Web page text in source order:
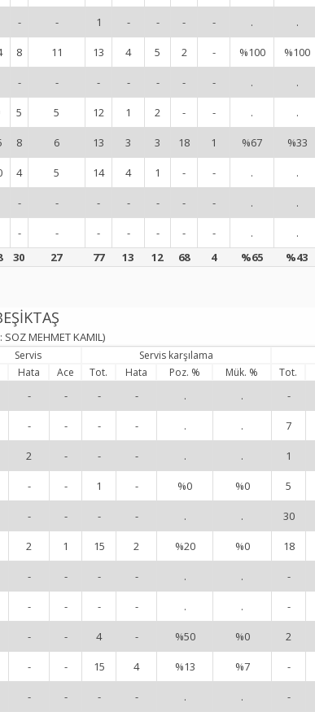
- - 1 - - - - . .
8 11 13 4 5 2 - %100 %100
- - - - - - - . .
5 5 12 1 2 - - . .
8 6 13 3 3 18 1 %67 %33
4 5 14 4 1 - - . .
- - - - - - - . .
- - - - - - - . .
30 27 77 13 12 68 4 %65 %43
MEHMET KAMIL)
Servis Servis karşılama
Hata Ace Tot. Hata Poz. % Mük. % Tot.
- - - - . . -
- - - - . . 7
2 - - - . . 1
- - 1 - %0 %0 5
- - - - . . 30
2 1 15 2 %20 %0 18
- - - - . . -
- - - - . . -
- - 4 - %50 %0 2
- - 15 4 %13 %7 -
- - - - . . -